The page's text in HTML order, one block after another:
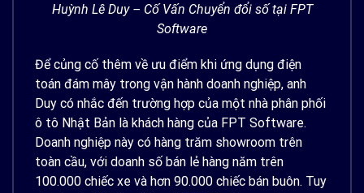
Huỳnh Lê Duy – Cố Vấn Chuyển đổi số tại FPT
Software
Để củng cố thêm về ưu điểm khi ứng dụng điện
toán đám mây trong vận hành doanh nghiệp, anh
Duy có nhắc đến trường hợp của một nhà phân phối
ô tô Nhật Bản là khách hàng của FPT Software.
Doanh nghiệp này có hàng trăm showroom trên
toàn cầu, với doanh số bán lẻ hàng năm trên
100.000 chiếc xe và hơn 90.000 chiếc bán buôn. Tuy